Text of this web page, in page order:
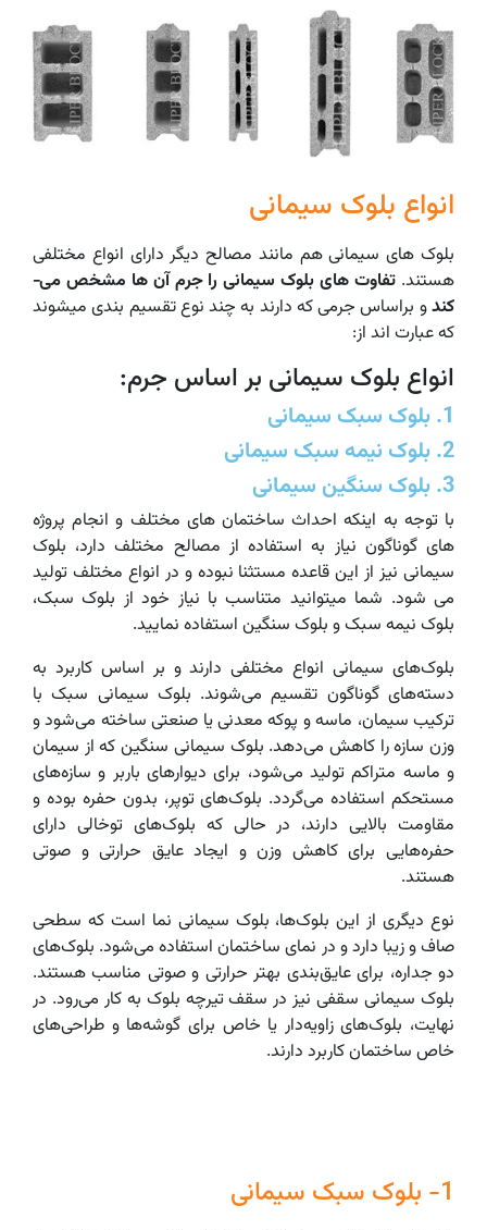
انواع بلوک سیمانی
بلوک های سیمانی هم مانند مصالح دیگر دارای انواع مختلفی
هستند.
کندو براساس جرمی که دارند به چند نوع تقسیم بندی می­شوند
که عبارت اند از:
انواع بلوک سیمانی بر اساس جرم:
1. بلوک سبک سیمانی
2. بلوک نیمه سبک سیمانی
3. بلوک سنگین سیمانی
با توجه به اینکه احداث ساختمان های مختلف و انجام پروژه
های گوناگون نیاز به استفاده از مصالح مختلف دارد، بلوک
سیمانی نیز از این قاعده مستثنا نبوده و در انواع مختلف تولید
می شود. شما میتوانید متناسب با نیاز خود از بلوک سبک،
بلوک نیمه سبک و بلوک سنگین استفاده نمایید.
بلوک‌های سیمانی انواع مختلفی دارند و بر اساس کاربرد به
دسته‌های گوناگون تقسیم می‌شوند. بلوک سیمانی سبک با
ترکیب سیمان، ماسه و پوکه معدنی یا صنعتی ساخته می‌شود و
وزن سازه را کاهش می‌دهد. بلوک سیمانی سنگین که از سیمان
و ماسه متراکم تولید می‌شود، برای دیوارهای باربر و سازه‌های
مستحکم استفاده می‌گردد. بلوک‌های توپر، بدون حفره بوده و
مقاومت بالایی دارند، در حالی که بلوک‌های توخالی دارای
حفره‌هایی برای کاهش وزن و ایجاد عایق حرارتی و صوتی
هستند.
نوع دیگری از این بلوک‌ها، بلوک سیمانی نما است که سطحی
صاف و زیبا دارد و در نمای ساختمان استفاده می‌شود. بلوک‌های
دو جداره، برای عایق‌بندی بهتر حرارتی و صوتی مناسب هستند.
بلوک سیمانی سقفی نیز در سقف تیرچه بلوک به کار می‌رود. در
نهایت، بلوک‌های زاویه‌دار یا خاص برای گوشه‌ها و طراحی‌های
خاص ساختمان کاربرد دارند.
1- بلوک سبک سیمانی